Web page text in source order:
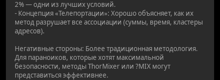
2% — одни из лучших условий.
- Концепция «Телепортации»: Хорошо объясняет, как их
метод разрушает все ассоциации (суммы, время, кластеры
адресов).
Негативные стороны: Более традиционная методология.
Для параноиков, которые хотят максимальной
безопасности, методы ThorMixer или ?MIX могут
представиться эффективнее.